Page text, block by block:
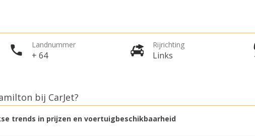
Landnummer
+ 64
Rijrichting
Links
bij CarJet?
trends in prijzen en voertuigbeschikbaarheid